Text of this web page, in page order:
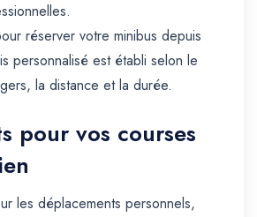
réserver votre minibus depuis
personnalisé est établi selon le
la distance et la durée.
pour vos courses
les déplacements personnels,